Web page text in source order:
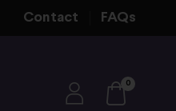
Contact FAQs
0